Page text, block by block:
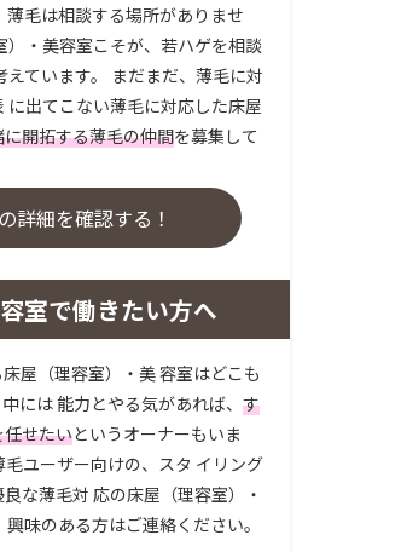
毛は相談する場所がありませ
）・美容室こそが、若ハゲを相談
ています。 まだまだ、薄毛に対
に出てこない薄毛に対応した床屋
に開拓する薄毛の仲間を募集して
詳細を確認する！
室で働きたい方へ
屋（理容室）・美 容室はどこも
には 能力とやる気があれば、 す
せたいというオーナーもいま
ユーザー向けの、スタ イリング
な薄毛対 応の床屋（理容室）・
味のある方はご連絡ください。